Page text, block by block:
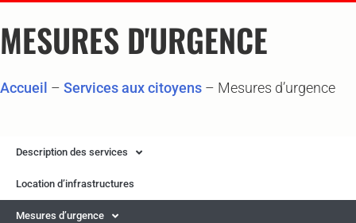
MESURES D'URGENCE
Accueil – Services aux citoyens – Mesures d’urgence
Description des services
Location d’infrastructures
Mesures d’urgence